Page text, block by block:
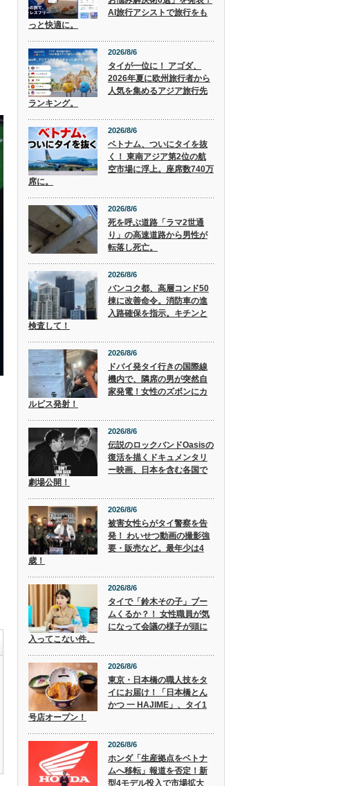
AI旅行アシストで旅行をも
っと快適に。
2026/8/6
タイが一位に！ アゴダ、
2026年夏に欧州旅行者から
人気を集めるアジア旅行先
ランキング。
2026/8/6
ベトナム、ついにタイを抜
く！ 東南アジア第2位の航
空市場に浮上。座席数740万
席に。
2026/8/6
死を呼ぶ道路「ラマ2世通
り」の高速道路から男性が
転落し死亡。
2026/8/6
バンコク都、高層コンド50
棟に改善命令。消防車の進
入路確保を指示。キチンと
検査して！
2026/8/6
ドバイ発タイ行きの国際線
機内で、隣席の男が突然自
家発電！女性のズボンにカ
ルピス発射！
2026/8/6
伝説のロックバンドOasisの
復活を描くドキュメンタリ
ー映画、日本を含む各国で
劇場公開！
2026/8/6
被害女性らがタイ警察を告
発！ わいせつ動画の撮影強
要・販売など。最年少は4
歳！
2026/8/6
タイで「鈴木その子」ブー
ムくるか？！ 女性職員が気
になって会議の様子が頭に
入ってこない件。
2026/8/6
東京・日本橋の職人技をタ
イにお届け！「日本橋とん
かつ 一 HAJIME」、タイ1
号店オープン！
2026/8/6
ホンダ「生産拠点をベトナ
ムへ移転」報道を否定！新
型4モデル投入で市場拡大